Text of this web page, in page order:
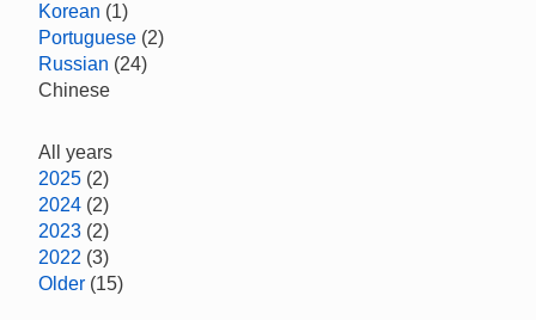
Korean (1)
Portuguese (2)
Russian (24)
Chinese
All years
2025 (2)
2024 (2)
2023 (2)
2022 (3)
Older (15)